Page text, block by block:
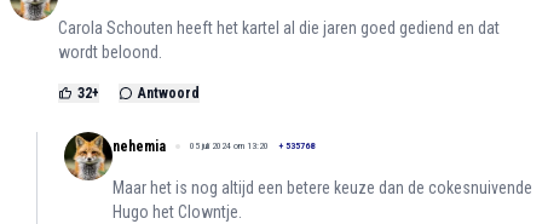
Carola Schouten heeft het kartel al die jaren goed gediend en dat
wordt beloond.
32+ Antwoord
nehemia 05 juli 2024 om 13:20 + 535768
Maar het is nog altijd een betere keuze dan de cokesnuivende
Hugo het Clowntje.